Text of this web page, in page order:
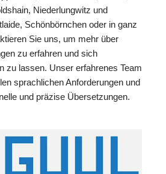
Niederlungwitz und
Schönbörnchen oder in ganz
Sie uns, um mehr über
zu erfahren und sich
zu lassen. Unser erfahrenes Team
sprachlichen Anforderungen und
und präzise Übersetzungen.